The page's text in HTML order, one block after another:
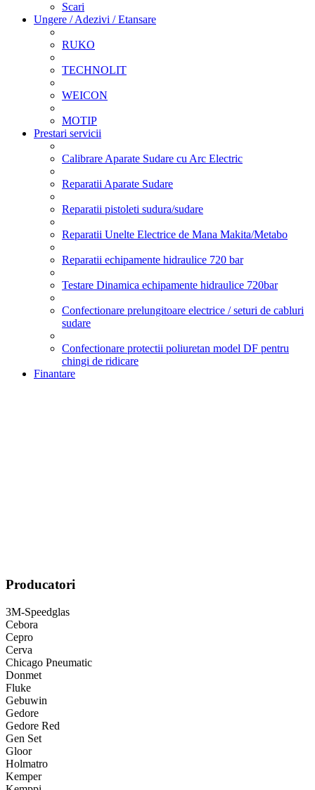
Scari
Ungere / Adezivi / Etansare
RUKO
TECHNOLIT
WEICON
MOTIP
Prestari servicii
Calibrare Aparate Sudare cu Arc Electric
Reparatii Aparate Sudare
Reparatii pistoleti sudura/sudare
Reparatii Unelte Electrice de Mana Makita/Metabo
Reparatii echipamente hidraulice 720 bar
Testare Dinamica echipamente hidraulice 720bar
Confectionare prelungitoare electrice / seturi de cabluri
sudare
Confectionare protectii poliuretan model DF pentru
chingi de ridicare
Finantare
Producatori
3M-Speedglas
Cebora
Cepro
Cerva
Chicago Pneumatic
Donmet
Fluke
Gebuwin
Gedore
Gedore Red
Gen Set
Gloor
Holmatro
Kemper